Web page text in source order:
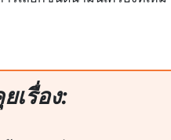
เรื่อง: